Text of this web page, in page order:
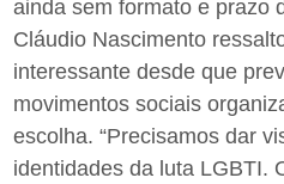
ainda sem formato e prazo
Cláudio Nascimento
interessante desde que
movimentos sociais
escolha. “Precisamos dar
identidades da luta LGBTI.